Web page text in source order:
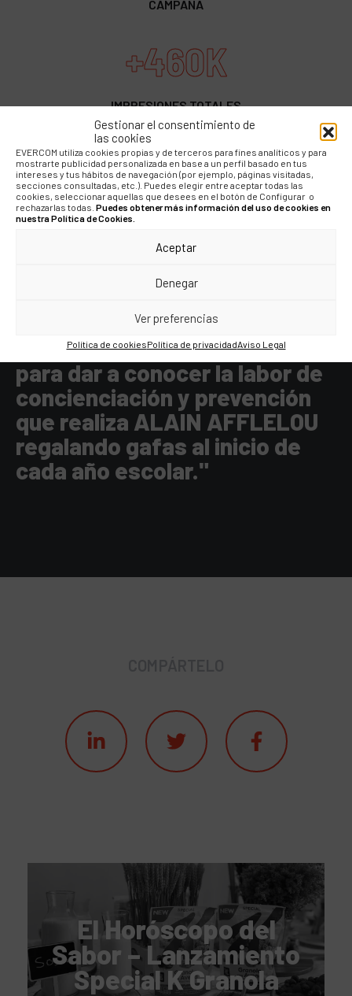
Gestionar el consentimiento de
las cookies
EVERCOM utiliza cookies propias y de terceros para fines analíticos y para
mostrarte publicidad personalizada en base a un perfil basado en tus
intereses y tus hábitos de navegación (por ejemplo, páginas visitadas,
secciones consultadas, etc.). Puedes elegir entre aceptar todas las
cookies, seleccionar aquellas que desees en el botón de Configurar o
rechazarlas todas. Puedes obtener más información del uso de cookies en
nuestra Política de Cookies.
Aceptar
Denegar
Ver preferencias
Política de cookiesPolítica de privacidadAviso Legal
CAMPAÑA
+460K
IMPRESIONES TOTALES
“Las redes sociales son un
canal directo para difundir
contenidos relevantes para
las familias con niños, por lo
que era una opción perfecta
para dar a conocer la labor de
concienciación y prevención
que realiza ALAIN AFFLELOU
regalando gafas al inicio de
cada año escolar."
El Horóscopo del
Sabor – Lanzamiento
Special K Granola